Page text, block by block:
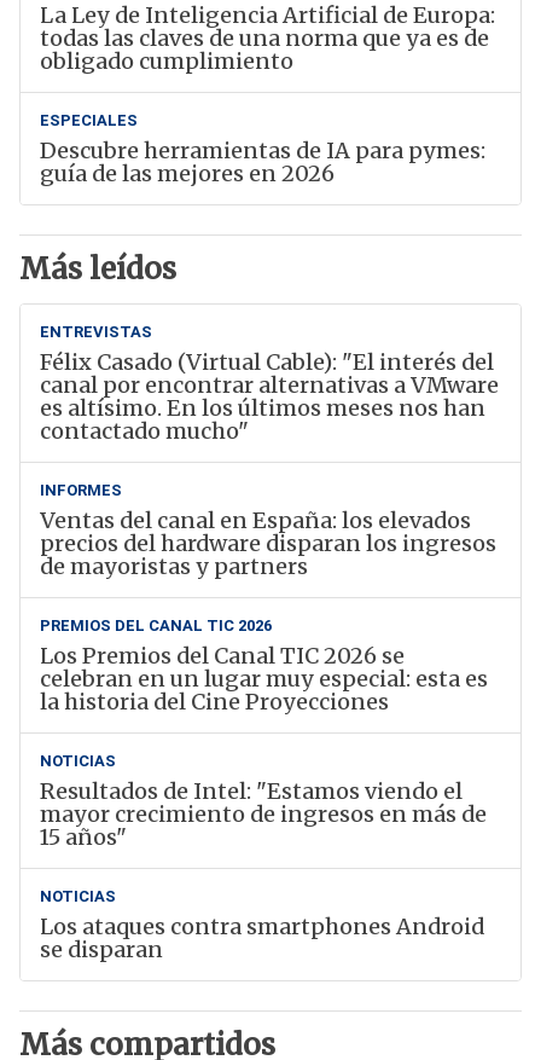
La Ley de Inteligencia Artificial de Europa:
todas las claves de una norma que ya es de
obligado cumplimiento
ESPECIALES
Descubre herramientas de IA para pymes:
guía de las mejores en 2026
Más leídos
ENTREVISTAS
Félix Casado (Virtual Cable): "El interés del
canal por encontrar alternativas a VMware
es altísimo. En los últimos meses nos han
contactado mucho"
INFORMES
Ventas del canal en España: los elevados
precios del hardware disparan los ingresos
de mayoristas y partners
PREMIOS DEL CANAL TIC 2026
Los Premios del Canal TIC 2026 se
celebran en un lugar muy especial: esta es
la historia del Cine Proyecciones
NOTICIAS
Resultados de Intel: "Estamos viendo el
mayor crecimiento de ingresos en más de
15 años"
NOTICIAS
Los ataques contra smartphones Android
se disparan
Más compartidos